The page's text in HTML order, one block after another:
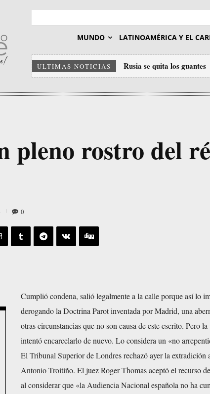
MUNDO LATINOAMÉRICA Y EL
ULTIMAS NOTICIAS Rusia se quita los guantes
pleno rostro del
0
Cumplió condena, salió legalmente a la calle porque así lo
derogando la Doctrina Parot inventada por Madrid, una
otras circunstancias que no son causa de este escrito. Pero
intentó encarcelarlo de nuevo. Lo considera un «no
El Tribunal Superior de Londres rechazó ayer la extradición
Antonio Troitiño. El juez Roger Thomas aceptó el recurso
al considerar que «la Audiencia Nacional española no ha